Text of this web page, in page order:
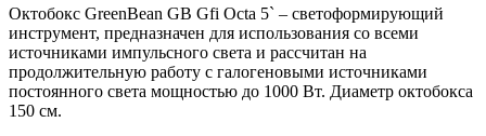
Октобокс GreenBean GB Gfi Octa 5` – светоформирующий
инструмент, предназначен для использования со всеми
источниками импульсного света и рассчитан на
продолжительную работу с галогеновыми источниками
постоянного света мощностью до 1000 Вт. Диаметр октобокса
150 см.